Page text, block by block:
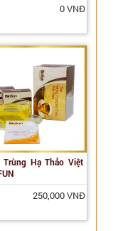
0 VNĐ
Trùng Hạ Thảo Việt
250,000 VNĐ